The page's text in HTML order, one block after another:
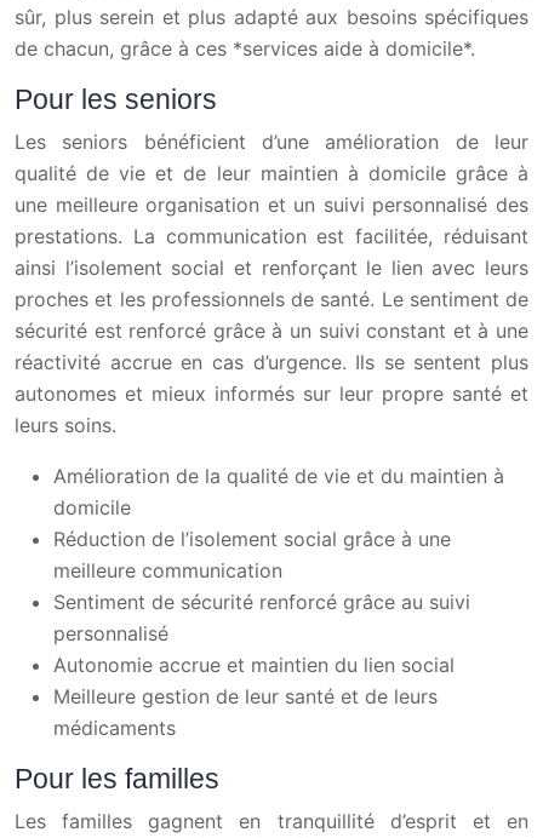
sûr, plus serein et plus adapté aux besoins spécifiques
de chacun, grâce à ces *services aide à domicile*.
Pour les seniors
Les seniors bénéficient d’une amélioration de leur
qualité de vie et de leur maintien à domicile grâce à
une meilleure organisation et un suivi personnalisé des
prestations. La communication est facilitée, réduisant
ainsi l’isolement social et renforçant le lien avec leurs
proches et les professionnels de santé. Le sentiment de
sécurité est renforcé grâce à un suivi constant et à une
réactivité accrue en cas d’urgence. Ils se sentent plus
autonomes et mieux informés sur leur propre santé et
leurs soins.
Amélioration de la qualité de vie et du maintien à
domicile
Réduction de l’isolement social grâce à une
meilleure communication
Sentiment de sécurité renforcé grâce au suivi
personnalisé
Autonomie accrue et maintien du lien social
Meilleure gestion de leur santé et de leurs
médicaments
Pour les familles
Les familles gagnent en tranquillité d’esprit et en